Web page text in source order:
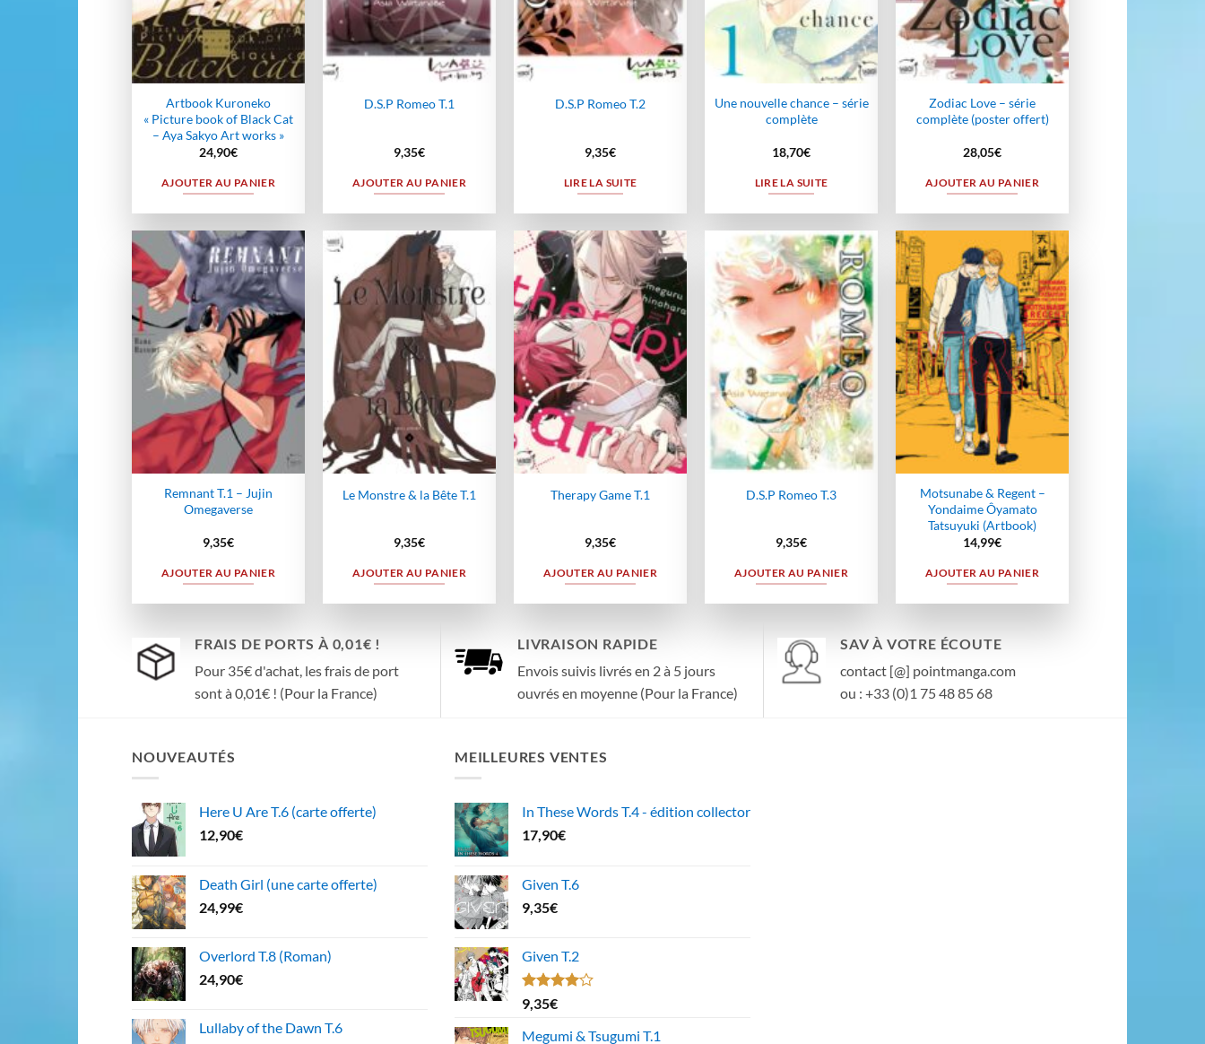
Artbook Kuroneko
« Picture book of Black Cat
– Aya Sakyo Art works »
24,90€
AJOUTER AU PANIER
D.S.P Romeo T.1
9,35€
AJOUTER AU PANIER
D.S.P Romeo T.2
9,35€
LIRE LA SUITE
Une nouvelle chance – série
complète
18,70€
LIRE LA SUITE
Zodiac Love – série
complète (poster offert)
28,05€
AJOUTER AU PANIER
Ajouter
à la
wishlist
Remnant T.1 – Jujin
Omegaverse
9,35€
AJOUTER AU PANIER
Ajouter
à la
wishlist
Le Monstre & la Bête T.1
9,35€
AJOUTER AU PANIER
Ajouter
à la
wishlist
Therapy Game T.1
9,35€
AJOUTER AU PANIER
Ajouter
à la
wishlist
D.S.P Romeo T.3
9,35€
AJOUTER AU PANIER
Ajouter
à la
wishlist
Motsunabe & Regent –
Yondaime Ôyamato
Tatsuyuki (Artbook)
14,99€
AJOUTER AU PANIER
FRAIS DE PORTS À 0,01€ !
Pour 35€ d'achat, les frais de port
sont à 0,01€ ! (Pour la France)
LIVRAISON RAPIDE
Envois suivis livrés en 2 à 5 jours
ouvrés en moyenne (Pour la France)
SAV À VOTRE ÉCOUTE
contact [@] pointmanga.com
ou : +33 (0)1 75 48 85 68
NOUVEAUTÉS
Here U Are T.6 (carte offerte)
12,90€
Death Girl (une carte offerte)
24,99€
Overlord T.8 (Roman)
24,90€
Lullaby of the Dawn T.6
MEILLEURES VENTES
In These Words T.4 - édition collector
17,90€
Given T.6
9,35€
Given T.2
Note
4.00
5
9,35€
Megumi & Tsugumi T.1